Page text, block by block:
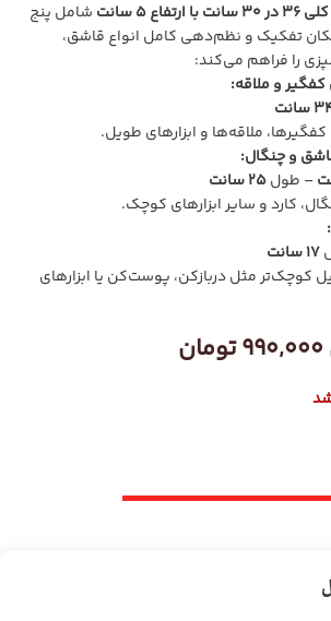
ارتفاع 5 سانت
شامل پنج
تفکیک و نظم‌دهی کامل انواع قاشق،
را فراهم می‌کند:
و ملاقه:
سانت
ملاقه‌ها و ابزارهای طویل.
و چنگال:
– طول25 سانت
کارد و سایر ابزارهای کوچک.
17 سانت
کوچک‌تر مثل دربازکن، پوست‌کن یا ابزارهای
990,000تومان